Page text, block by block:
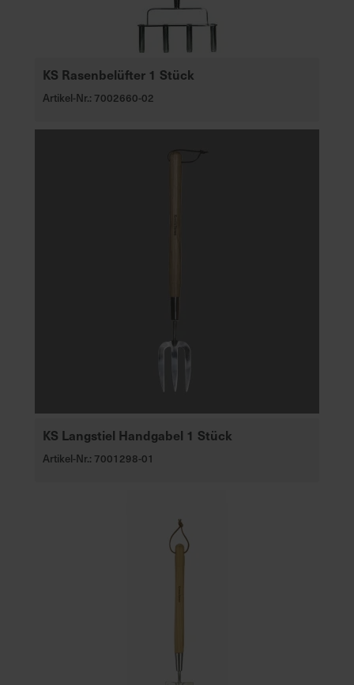
KS Rasenbelüfter 1 Stück
Artikel-Nr.: 7002660-02
KS Langstiel Handgabel 1 Stück
Artikel-Nr.: 7001298-01